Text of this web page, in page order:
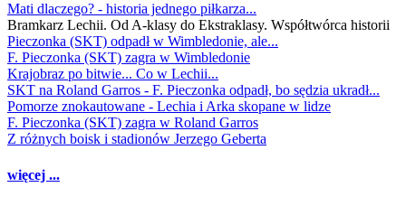
Mati dlaczego? - historia jednego piłkarza...
Bramkarz Lechii. Od A-klasy do Ekstraklasy. Współtwórca historii
Pieczonka (SKT) odpadł w Wimbledonie, ale...
F. Pieczonka (SKT) zagra w Wimbledonie
Krajobraz po bitwie... Co w Lechii...
SKT na Roland Garros - F. Pieczonka odpadł, bo sędzia ukradł...
Pomorze znokautowane - Lechia i Arka skopane w lidze
F. Pieczonka (SKT) zagra w Roland Garros
Z różnych boisk i stadionów Jerzego Geberta
więcej ...